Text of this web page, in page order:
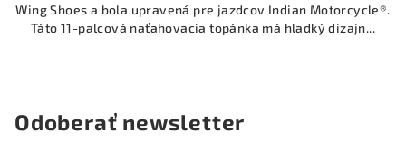
Wing Shoes a bola upravená pre jazdcov Indian Motorcycle®.
Táto 11-palcová naťahovacia topánka má hladký dizajn...
Odoberať newsletter